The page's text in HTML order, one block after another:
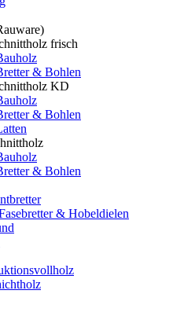
frisch
& Bohlen
KD
& Bohlen
& Bohlen
& Hobeldielen